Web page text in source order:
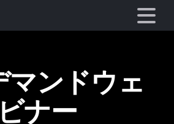
ムマンドウェ
ビナー